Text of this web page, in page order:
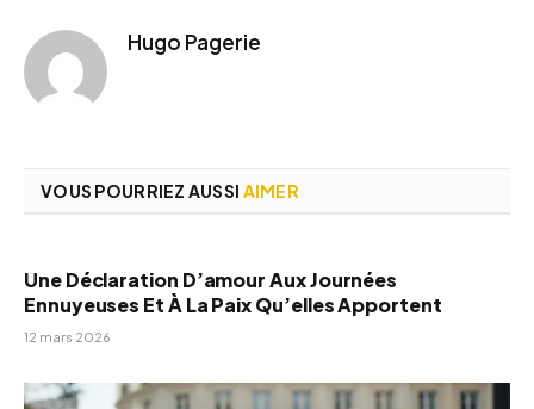
Hugo Pagerie
VOUS POURRIEZ AUSSI AIMER
Une Déclaration D’amour Aux Journées
Ennuyeuses Et À La Paix Qu’elles Apportent
12 mars 2026